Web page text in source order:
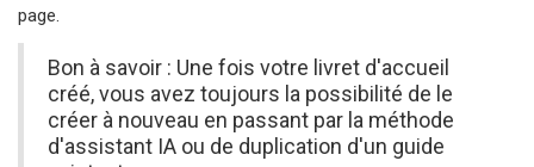
page.
Bon à savoir : Une fois votre livret d'accueil
créé, vous avez toujours la possibilité de le
créer à nouveau en passant par la méthode
d'assistant IA ou de duplication d'un guide